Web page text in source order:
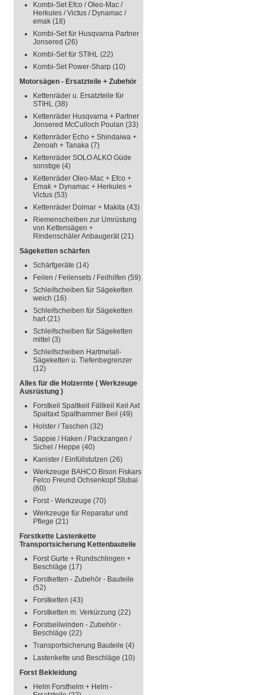
Kombi-Set Efco / Oleo-Mac /
Herkules / Victus / Dynamac /
emak (18)
Kombi-Set für Husqvarna Partner
Jonsered (26)
Kombi-Set für STIHL (22)
Kombi-Set Power-Sharp (10)
Motorsägen - Ersatzteile + Zubehör
Kettenräder u. Ersatzteile für
STIHL (38)
Kettenräder Husqvarna + Partner
Jonsered McCulloch Poulan (33)
Kettenräder Echo + Shindaiwa +
Zenoah + Tanaka (7)
Kettenräder SOLO ALKO Güde
sonstige (4)
Kettenräder Oleo-Mac + Efco +
Emak + Dynamac + Herkules +
Victus (53)
Kettenräder Dolmar + Makita (43)
Riemenscheiben zur Umrüstung
von Kettensägen +
Rindenschäler Anbaugerät(21)
Sägeketten schärfen
Schärfgeräte (14)
Feilen / Feilensets / Feilhilfen (59)
Schleifscheiben für Sägeketten
weich (16)
Schleifscheiben für Sägeketten
hart(21)
Schleifscheiben für Sägeketten
mittel (3)
Schleifscheiben Hartmetall-
Sägeketten u. Tiefenbegrenzer
(12)
Alles für die Holzernte ( Werkzeuge
Ausrüstung )
Forstkeil Spaltkeil Fällkeil Keil Axt
Spaltaxt Spalthammer Beil (49)
Holster / Taschen (32)
Sappie / Haken / Packzangen /
Sichel / Heppe (40)
Kanister / Einfüllstutzen (26)
Werkzeuge BAHCO Bison Fiskars
Felco Freund Ochsenkopf Stubai
(60)
Forst - Werkzeuge (70)
Werkzeuge für Reparatur und
Pflege (21)
Forstkette Lastenkette
Transportsicherung Kettenbauteile
Forst Gurte + Rundschlingen +
Beschläge (17)
Forstketten - Zubehör - Bauteile
(52)
Forstketten (43)
Forstketten m. Verkürzung (22)
Forstseilwinden - Zubehör -
Beschläge (22)
Transportsicherung Bauteile (4)
Lastenkette und Beschläge (10)
Forst Bekleidung
Helm Forsthelm + Helm -